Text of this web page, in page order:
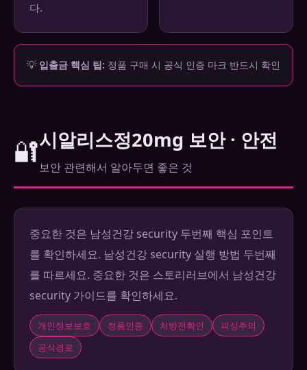
다.
💡 입출금 핵심 팁: 정품 구매 시 공식 인증 마크 반드시 확인
🔐시알리스정20mg 보안 · 안전
보안 관련해서 알아두면 좋은 것
중요한 것은 남성건강 security 두번째 핵심 포인트
를 확인하세요. 남성건강 security 실행 방법 두번째
를 따르세요. 중요한 것은 스토리러브에서 남성건강
security 가이드를 확인하세요.
개인정보보호 정품인증 처방전확인
피싱주의
공식경로